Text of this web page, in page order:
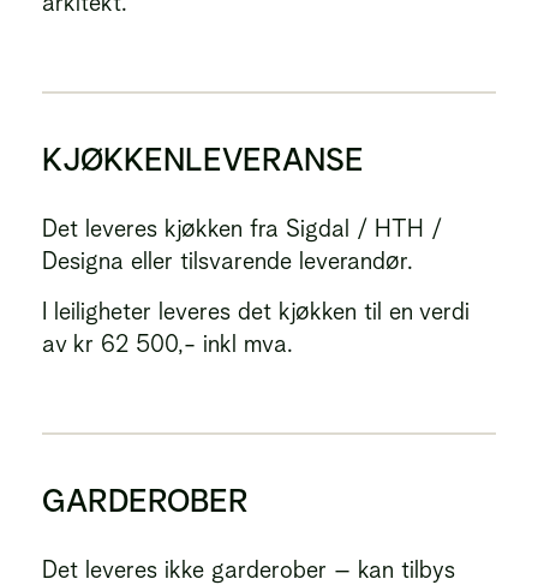
KJØKKENLEVERANSE
Det leveres kjøkken fra Sigdal / HTH /
Designa eller tilsvarende leverandør.
I leiligheter leveres det kjøkken til en verdi
av kr 62 500,- inkl mva.
GARDEROBER
Det leveres ikke garderober – kan tilbys